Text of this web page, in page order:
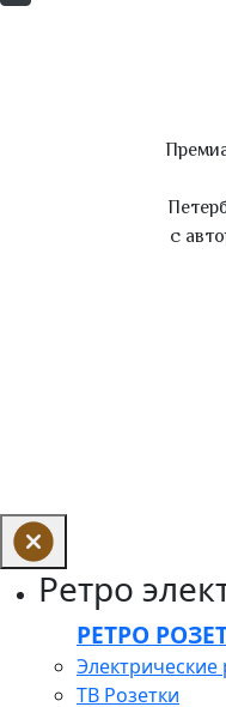
с
Ретро
РЕТРО
Электрические
ТВ Розетки